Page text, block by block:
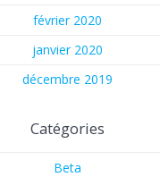
février 2020
janvier 2020
décembre 2019
Catégories
Beta